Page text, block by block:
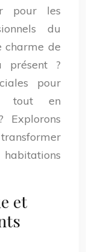
pour les
du
charme de
présent ?
pour
tout en
Explorons
et